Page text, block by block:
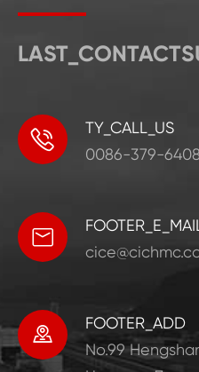

TY_CALL_US
0086-379-


FOOTER_ADD
No.99